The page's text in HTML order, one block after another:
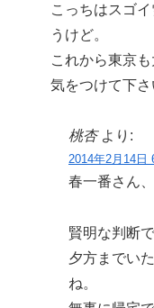
こっちはスゴ
うけど。
これから東京も
気をつけて下さ
桃杏 より:
2014年2月14日
春一番さん
賢明な判断
夕方までい
ね。